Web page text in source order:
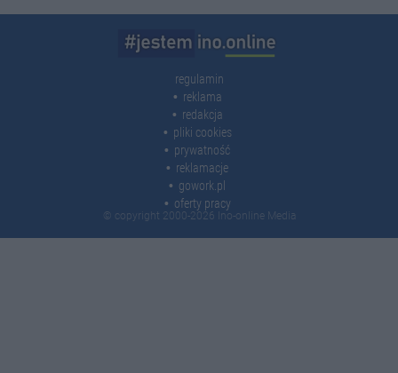
regulamin
reklama
redakcja
pliki cookies
prywatność
reklamacje
gowork.pl
oferty pracy
© copyright 2000-2026 Ino-online Media